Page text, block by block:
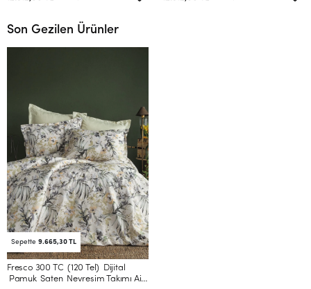
Son Gezilen Ürünler
Sepette 9.665,30 TL
Fresco 300 TC (120 Tel) Dijital
Pamuk Saten Nevresim Takımı Aile